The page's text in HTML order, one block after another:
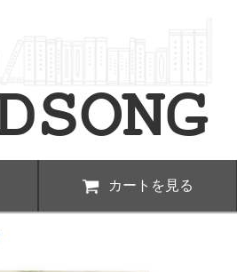
カートを見る